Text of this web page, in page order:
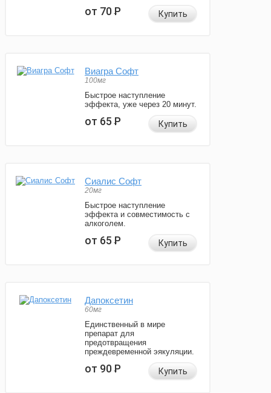
от 70Р Купить
Виагра Софт
100мг
Быстрое наступление
эффекта, уже через 20 минут.
от 65Р Купить
Сиалис Софт
20мг
Быстрое наступление
эффекта и совместимость с
алкоголем.
от 65Р Купить
Дапоксетин
60мг
Единственный в мире
препарат для
предотвращения
преждевременной эякуляции.
от 90Р Купить